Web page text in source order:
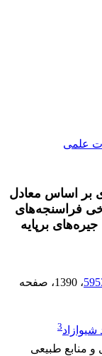
علمی
بر اساس معادل
فراسنجه‌های
برپایه
، 1390
، صفحه
3
منابع طبیعی